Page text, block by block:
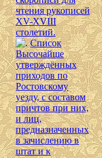
чтения рукописей
XV-XVIII
столетий.
Список
Высочайше
утверждённых
приходов по
Ростовскому
уезду, с составом
причтов при них,
и лиц,
предназначенных
в зачислению в
штат и к